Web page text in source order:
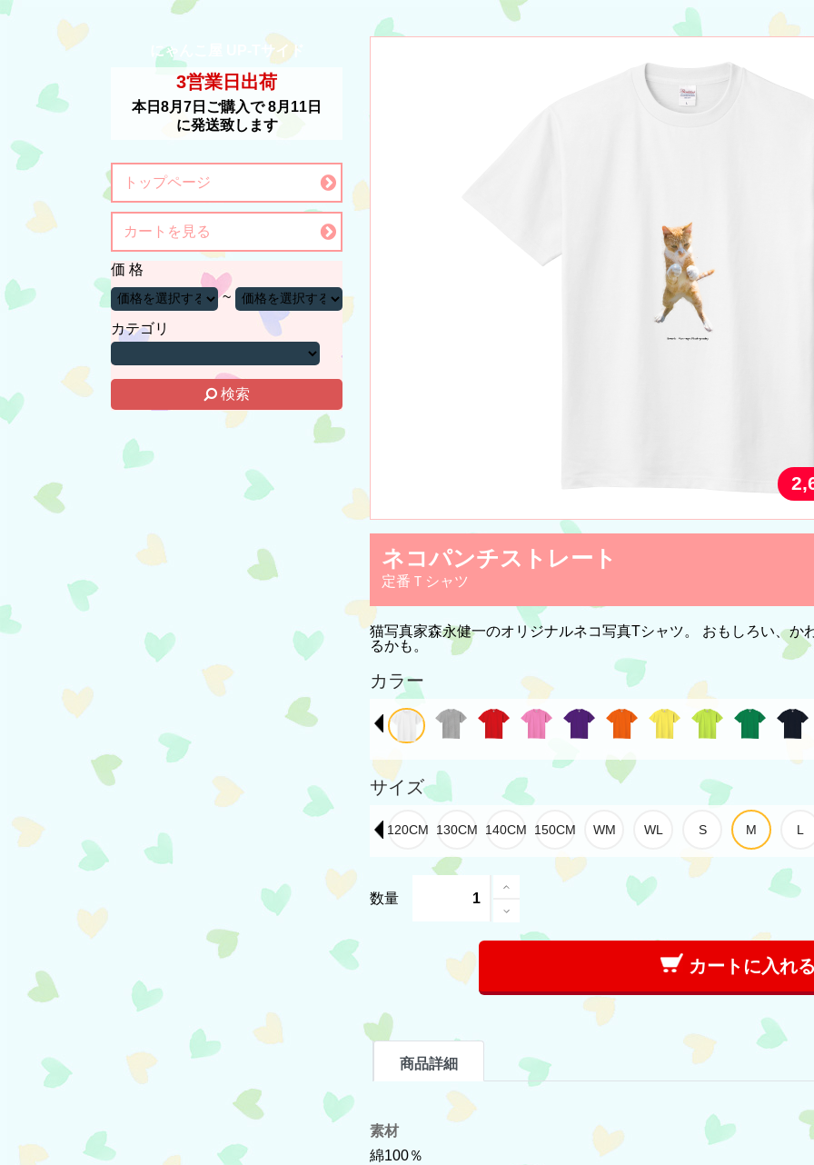
にゃんこ屋 UP-Tサイド
3営業日出荷
本日 8月7日 ご購入で8月11日
に発送致します
トップページ
カートを見る
価 格
~
カテゴリ
検索
ネコパンチストレート
定番Ｔシャツ
猫写真家森永健一のオリジナルネコ写真Tシャツ。 おもしろい、か
るかも。
カラー
サイズ
数量
カートに入れ
商品詳細
素材
綿100％